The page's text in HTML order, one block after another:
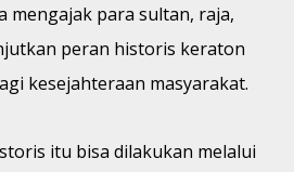
mengajak para sultan, raja,
peran historis keraton
kesejahteraan masyarakat.
itu bisa dilakukan melalui